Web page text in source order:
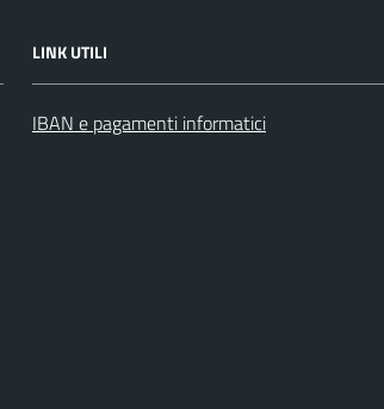
LINK UTILI
IBAN e pagamenti informatici